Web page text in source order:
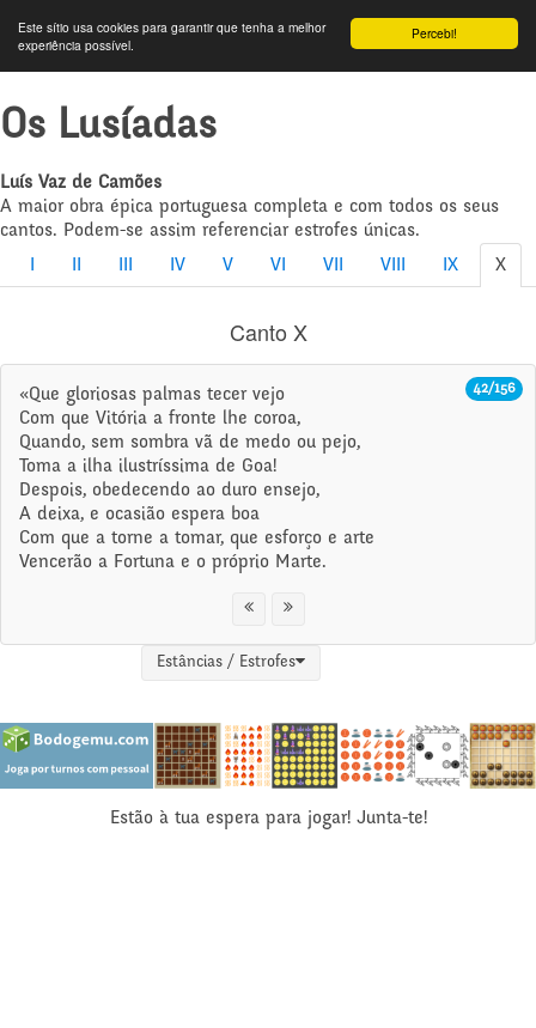
Percebi!
Este sítio usa cookies para garantir que tenha a melhor
experiência possível.
Os Lusíadas
Luís Vaz de Camões
A maior obra épica portuguesa completa e com todos os seus
cantos. Podem-se assim referenciar estrofes únicas.
IV V VI VII VIII IX X
Canto X
42/156
«Que gloriosas palmas tecer vejo
Com que Vitória a fronte lhe coroa,
Quando, sem sombra vã de medo ou pejo,
Toma a ilha ilustríssima de Goa!
Despois, obedecendo ao duro ensejo,
A deixa, e ocasião espera boa
Com que a torne a tomar, que esforço e arte
Vencerão a Fortuna e o próprio Marte.
Estâncias / Estrofes
Estão à tua espera para jogar! Junta-te!